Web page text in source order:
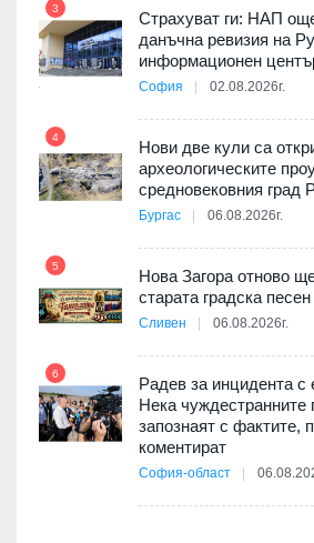
3
Страхуват ги: НАП
данъчна ревизия на
информационен
София 02.08.2026г.
4
Нови две кули са
археологическите
средновековния град
Бургас 06.08.2026г.
5
Нова Загора отново
старата градска песен
Сливен 06.08.2026г.
6
Радев за инцидента с
Нека чуждестранните
запознаят с фактите,
коментират
София-област